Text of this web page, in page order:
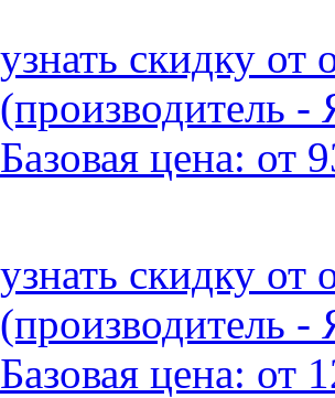
узнать скидку от
(производитель -
Базовая цена: от
узнать скидку от
(производитель -
Базовая цена: от